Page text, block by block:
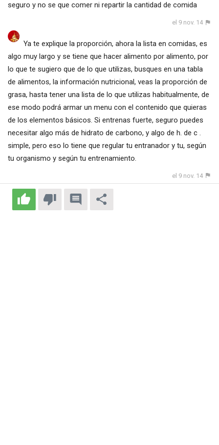
seguro y no se que comer ni repartir la cantidad de comida
el 9 nov. 14
Ya te explique la proporción, ahora la lista en comidas, es
algo muy largo y se tiene que hacer alimento por alimento, por
lo que te sugiero que de lo que utilizas, busques en una tabla
de alimentos, la información nutricional, veas la proporción de
grasa, hasta tener una lista de lo que utilizas habitualmente, de
ese modo podrá armar un menu con el contenido que quieras
de los elementos básicos. Si entrenas fuerte, seguro puedes
necesitar algo más de hidrato de carbono, y algo de h. de c .
simple, pero eso lo tiene que regular tu entranador y tu, según
tu organismo y según tu entrenamiento.
el 9 nov. 14